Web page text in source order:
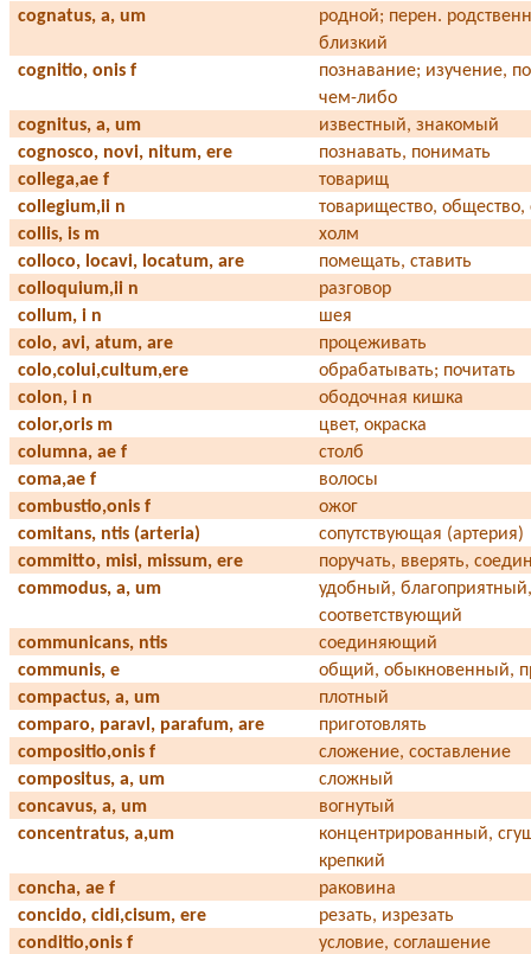
cognatus, a, um
родной; перен.
близкий
cognitio, onis f
познавание; изучение,
чем-либо
cognitus, а, um
известный, знакомый
cognosco, novi, nitum, ere
познавать, понимать
collega,ае f
товарищ
collegium,ii n
товарищество, общество,
collis, is m
холм
colloco, locavi, locatum, are
помещать, ставить
colloquium,ii n
разговор
collum, i n
шея
colo, avi, atum, are
процеживать
colo,colui,cultum,ere
обрабатывать; почитать
colon, i n
ободочная кишка
color,oris m
цвет, окраска
columna, ae f
столб
coma,ae f
волосы
combustio,onis f
ожог
comitans, ntis (arteria)
сопутствующая (артерия)
committo, misi, missum, ere
поручать, вверять,
commodus, a, um
удобный,
соответствующий
communicans, ntis
соединяющий
communis, e
общий, обыкновенный,
compactus, a, um
плотный
comparo, paravl, parafum, are
приготовлять
compositio,onis f
сложение, составление
compositus, a, um
сложный
concavus, a, um
вогнутый
concentratus, a,um
концентрированный,
крепкий
concha, ae f
раковина
concido, cidi,cisum, ere
резать, изрезать
conditio,onis f
условие, соглашение